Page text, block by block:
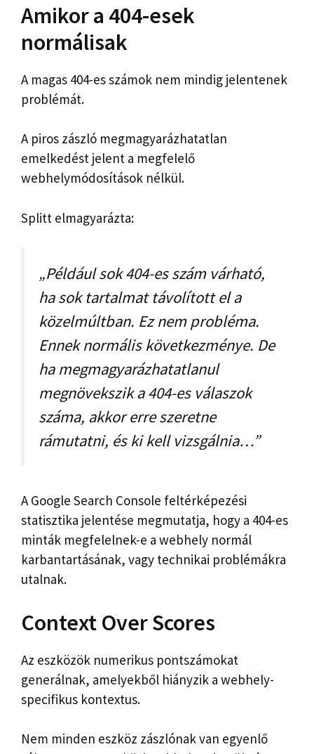
Amikor a 404-esek
normálisak
A magas 404-es számok nem mindig jelentenek
problémát.
A piros zászló megmagyarázhatatlan
emelkedést jelent a megfelelő
webhelymódosítások nélkül.
Splitt elmagyarázta:
„Például sok 404-es szám várható,
ha sok tartalmat távolított el a
közelmúltban. Ez nem probléma.
Ennek normális következménye. De
ha megmagyarázhatatlanul
megnövekszik a 404-es válaszok
száma, akkor erre szeretne
rámutatni, és ki kell vizsgálnia…”
A Google Search Console feltérképezési
statisztika jelentése megmutatja, hogy a 404-es
minták megfelelnek-e a webhely normál
karbantartásának, vagy technikai problémákra
utalnak.
Context Over Scores
Az eszközök numerikus pontszámokat
generálnak, amelyekből hiányzik a webhely-
specifikus kontextus.
Nem minden eszköz zászlónak van egyenlő